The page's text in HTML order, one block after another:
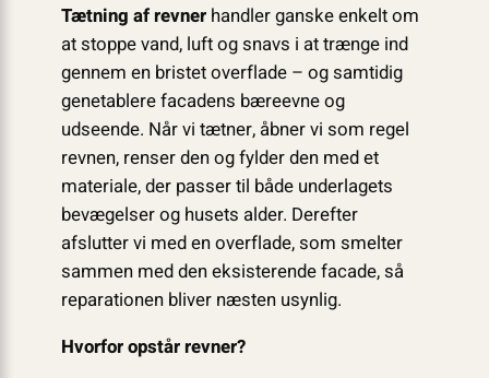
Tætning af revnerhandler ganske enkelt om
at stoppe vand, luft og snavs i at trænge ind
gennem en bristet overflade – og samtidig
genetablere facadens bæreevne og
udseende. Når vi tætner, åbner vi som regel
revnen, renser den og fylder den med et
materiale, der passer til både underlagets
bevægelser og husets alder. Derefter
afslutter vi med en overflade, som smelter
sammen med den eksisterende facade, så
reparationen bliver næsten usynlig.
Hvorfor opstår revner?